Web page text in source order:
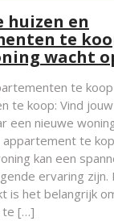
huizen en
te
wacht
te
te koop: Vind
een nieuwe
appartement te
kan een
ervaring zijn.
is het belangrijk
te […]